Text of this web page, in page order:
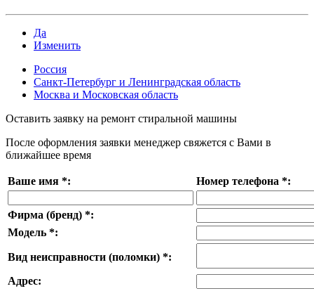
Да
Изменить
Россия
Санкт-Петербург и Ленинградская область
Москва и Московская область
Оставить заявку на ремонт стиральной машины
После оформления заявки менеджер свяжется с Вами в
ближайшее время
Ваше имя *: Номер телефона *:
Фирма (бренд) *:
Модель *:
Вид неисправности (поломки) *:
Адрес: